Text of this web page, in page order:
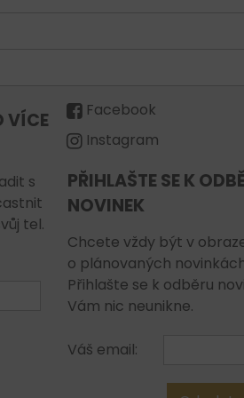
VÍCE
s
tel.
Facebook
Instagram
PŘIHLAŠTE SE K
NOVINEK
Chcete vždy být v
o plánovaných
Přihlašte se k odběru
Vám nic neunikne.
Váš email: